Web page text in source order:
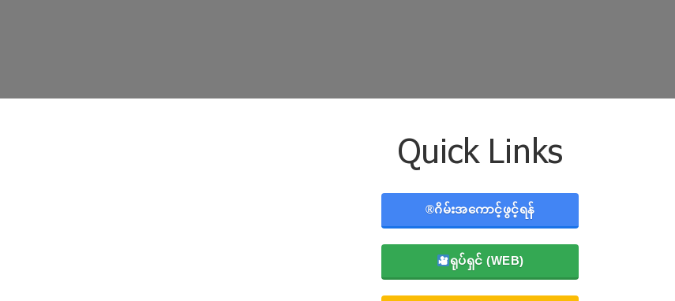
Quick Links
®️ဂိမ်းအကောင့်ဖွင့်ရန်
ရုပ်ရှင် (WEB)